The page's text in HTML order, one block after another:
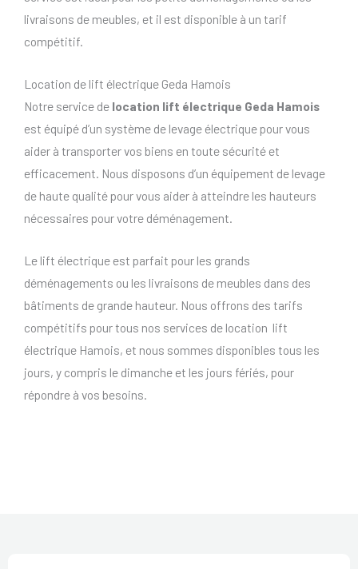
livraisons de meubles, et il est disponible à un tarif
compétitif.
Location de lift électrique Geda Hamois
Notre service de location lift électrique Geda Hamois
est équipé d’un système de levage électrique pour vous
aider à transporter vos biens en toute sécurité et
efficacement. Nous disposons d’un équipement de levage
de haute qualité pour vous aider à atteindre les hauteurs
nécessaires pour votre déménagement.
Le lift électrique est parfait pour les grands
déménagements ou les livraisons de meubles dans des
bâtiments de grande hauteur. Nous offrons des tarifs
compétitifs pour tous nos services de location lift
électrique Hamois, et nous sommes disponibles tous les
jours, y compris le dimanche et les jours fériés, pour
répondre à vos besoins.